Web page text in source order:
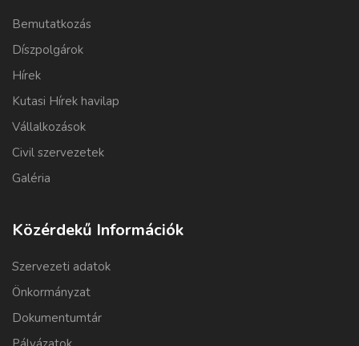
Bemutatkozás
Díszpolgárok
Hírek
Kutasi Hírek havilap
Vállalkozások
Civil szervezetek
Galéria
Közérdekű Információk
Szervezeti adatok
Önkormányzat
Dokumentumtár